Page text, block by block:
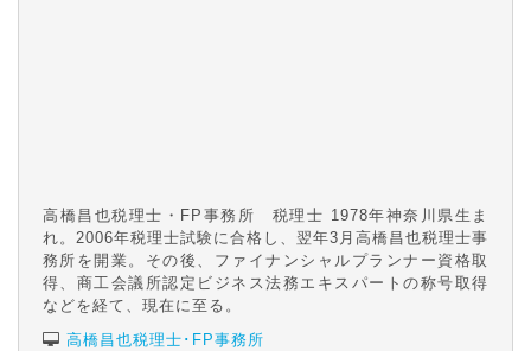
高橋昌也税理士・FP事務所 税理士 1978年神奈川県生ま
れ。2006年税理士試験に合格し、翌年3月高橋昌也税理士事
務所を開業。その後、ファイナンシャルプランナー資格取
得、商工会議所認定ビジネス法務エキスパートの称号取得
などを経て、現在に至る。
高橋昌也税理士･FP事務所